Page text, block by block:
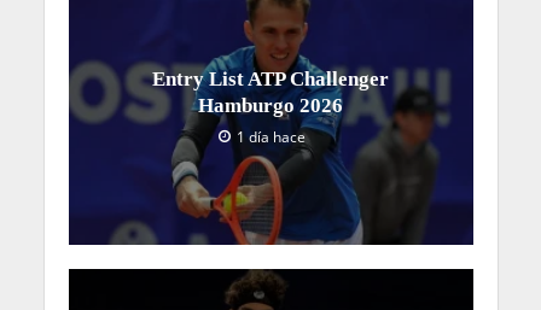
Entry List ATP Challenger
Hamburgo 2026
1 día hace